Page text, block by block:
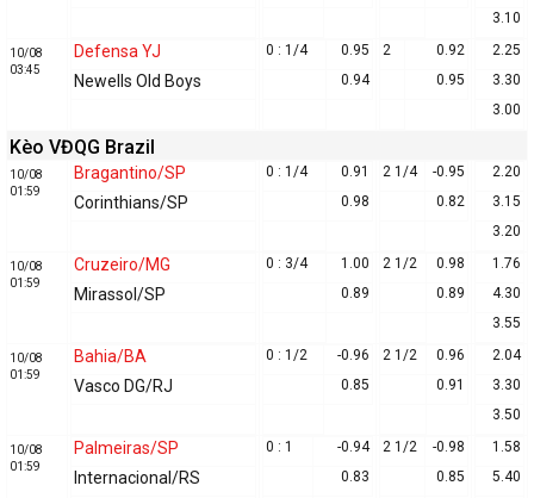
3.10
10/08
03:45
Defensa YJ
Newells Old Boys
0 : 1/4
0.95
0.94
2
0.92
0.95
2.25
3.30
3.00
Kèo VĐQG Brazil
10/08
01:59
Bragantino/SP
Corinthians/SP
0 : 1/4
0.91
0.98
2 1/4
-0.95
0.82
2.20
3.15
3.20
10/08
01:59
Cruzeiro/MG
Mirassol/SP
0 : 3/4
1.00
0.89
2 1/2
0.98
0.89
1.76
4.30
3.55
10/08
01:59
Bahia/BA
Vasco DG/RJ
0 : 1/2
-0.96
0.85
2 1/2
0.96
0.91
2.04
3.30
3.50
10/08
01:59
Palmeiras/SP
Internacional/RS
0 : 1
-0.94
0.83
2 1/2
-0.98
0.85
1.58
5.40